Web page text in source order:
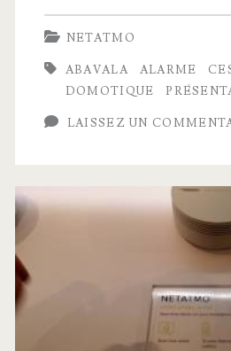
sirène
Netatmo
dévoilée
NETATMO
ABAVALA ALARME
DOMOTIQUE
LAISSEZ UN